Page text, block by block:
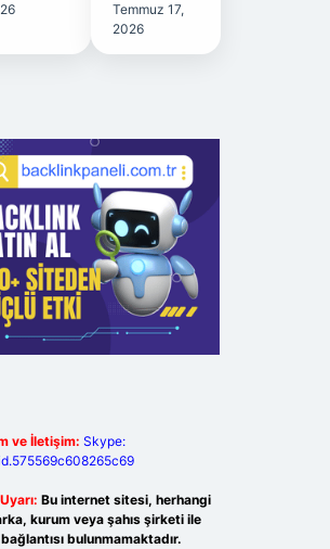
Temmuz 17,
2026
ve İletişim: Skype:
Bu internet sitesi, herhangi
kurum veya şahıs şirketi ile
bulunmamaktadır.